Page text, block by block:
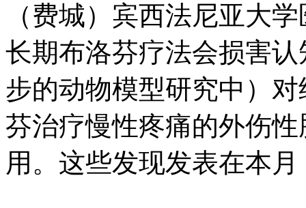
（费城）宾西法尼亚大
长期布洛芬疗法会损害
步的动物模型研究中）
芬治疗慢性疼痛的外伤
用。这些发现发表在本